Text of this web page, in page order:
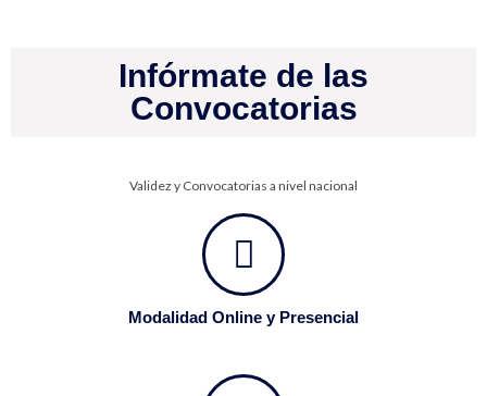
Infórmate de las
Convocatorias
Validez y Convocatorias a nivel nacional
Modalidad Online y Presencial